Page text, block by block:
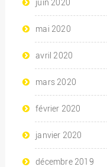
juin 2020
mai 2020
avril 2020
mars 2020
février 2020
janvier 2020
décembre 2019